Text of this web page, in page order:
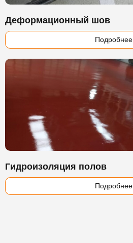
Деформационный шов
Подробнее
Гидроизоляция полов
Подробнее